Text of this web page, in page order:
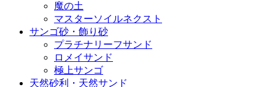
魔の土
マスターソイルネクスト
サンゴ砂・飾り砂
プラチナリーフサンド
ロメイサンド
極上サンゴ
天然砂利・天然サンド